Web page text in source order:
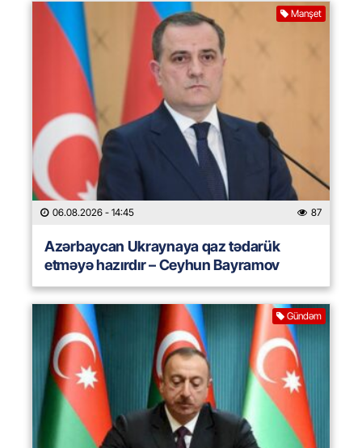
Manşet
06.08.2026 - 14:45 87
Azərbaycan Ukraynaya qaz tədarük
etməyə hazırdır – Ceyhun Bayramov
Gündəm